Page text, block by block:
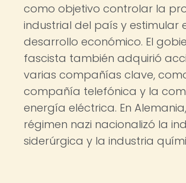
como objetivo controlar la
industrial del país y estimular
desarrollo económico. El
fascista también adquirió
varias compañías clave,
compañía telefónica y la
energía eléctrica. En
régimen nazi nacionalizó la
siderúrgica y la industria